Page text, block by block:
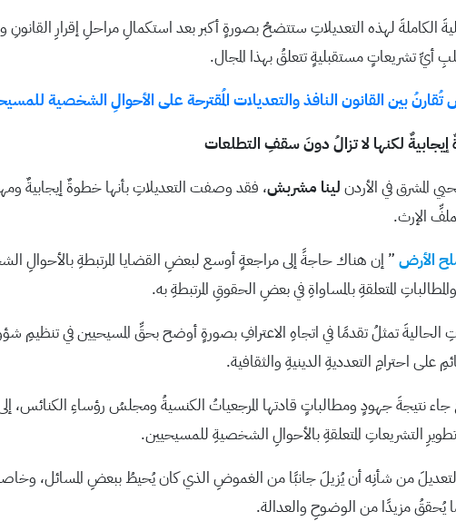
الكاملةَ لهذه التعديلاتِ ستتضحُ بصورةٍ أكبر بعد استكمالِ مراحلِ إقرارِ
أيِّ تشريعاتٍ مستقبليةٍ تتعلقُ بهذا المجال.
تُقارنُ بين القانون النافذ والتعديلات المُقترحة على الأحوالِ الشخصية
لكنها لا تزالُ دونَ سقفِ التطلعات
المشرق في الأردن لينا مشربش، فقد وصفت التعديلاتِ بأنها خطوةٌ إيجابيةٌ
الإرث.
الأرض ” إن هناك حاجةً إلى مراجعةٍ أوسع لبعضِ القضايا المرتبطةِ بالأحوالِ
المتعلقةِ بالمساواةِ في بعضِ الحقوقِ المرتبطةِ به.
الحاليةَ تمثلُ تقدمًا في اتجاهِ الاعترافِ بصورةٍ أوضح بحقِّ المسيحيين في
على احترامِ التعدديةِ الدينيةِ والثقافية.
نتيجةَ جهودٍ ومطالباتٍ قادتها المرجعياتُ الكنسيةُ ومجلسُ رؤساءِ
التشريعاتِ المتعلقةِ بالأحوالِ الشخصيةِ للمسيحيين.
من شأنِه أن يُزيلَ جانبًا من الغموضِ الذي كان يُحيطُ ببعضِ المسائل،
يُحققُ مزيدًا من الوضوحِ والعدالة.